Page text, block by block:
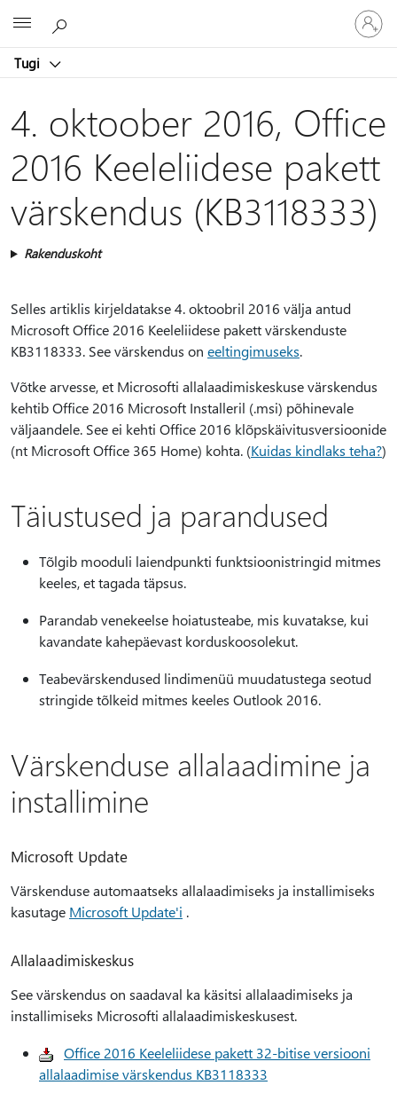
Tugi
Logige
sisse
oma
4. oktoober 2016, Office
2016 Keeleliidese pakett
värskendus (KB3118333)
Rakenduskoht
Selles artiklis kirjeldatakse 4. oktoobril 2016 välja antud
Microsoft Office 2016 Keeleliidese pakett värskenduste
KB3118333. See värskendus on eeltingimuseks.
Võtke arvesse, et Microsofti allalaadimiskeskuse värskendus
kehtib Office 2016 Microsoft Installeril (.msi) põhinevale
väljaandele. See ei kehti Office 2016 klõpskäivitusversioonide
(nt Microsoft Office 365 Home) kohta. (Kuidas kindlaks teha?)
Täiustused ja parandused
Tõlgib mooduli laiendpunkti funktsioonistringid mitmes
keeles, et tagada täpsus.
Parandab venekeelse hoiatusteabe, mis kuvatakse, kui
kavandate kahepäevast korduskoosolekut.
Teabevärskendused lindimenüü muudatustega seotud
stringide tõlkeid mitmes keeles Outlook 2016.
Värskenduse allalaadimine ja
installimine
Microsoft Update
Värskenduse automaatseks allalaadimiseks ja installimiseks
kasutage Microsoft Update'i .
Allalaadimiskeskus
See värskendus on saadaval ka käsitsi allalaadimiseks ja
installimiseks Microsofti allalaadimiskeskusest.
Office 2016 Keeleliidese pakett 32-bitise versiooni
allalaadimise värskendus KB3118333